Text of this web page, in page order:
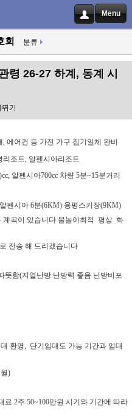
Menu
회 분류
령 26-27 하계, 동계 시
뛰기
, 에어컨 등 가전 가구 집기일체 완비
리조트
알펜시아리조트
)cc, 알펜시아700cc 차량 5분~15분거리
알펜시아 6분(6KM) 용평스키장(9KM)
곡이 있습니다 물놀이최적 평상 화
전송 해 드리겠습니다
뜻함(지열난방 난방력 좋음 난방비포
환영, 단기임대도 가능 기간과 임대
)
료 2주 50~100만원 시기와 기간에 따라